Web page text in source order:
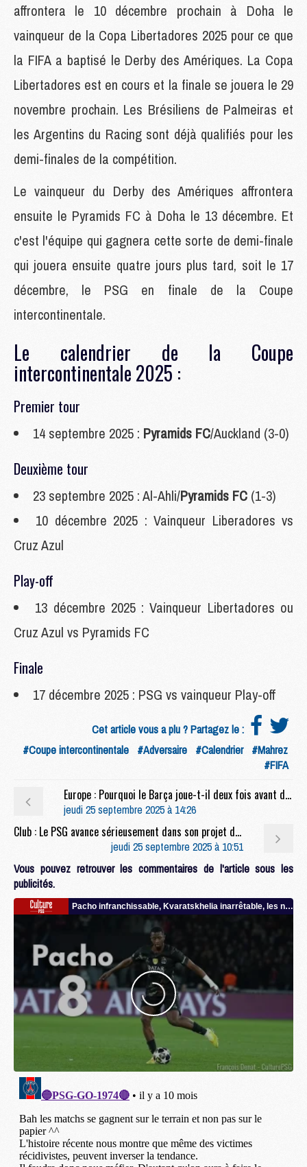
affrontera le 10 décembre prochain à Doha le
vainqueur de la Copa Libertadores 2025 pour ce que
la FIFA a baptisé le Derby des Amériques. La Copa
Libertadores est en cours et la finale se jouera le 29
novembre prochain. Les Brésiliens de Palmeiras et
les Argentins du Racing sont déjà qualifiés pour les
demi-finales de la compétition.
Le vainqueur du Derby des Amériques affrontera
ensuite le Pyramids FC à Doha le 13 décembre. Et
c'est l'équipe qui gagnera cette sorte de demi-finale
qui jouera ensuite quatre jours plus tard, soit le 17
décembre, le PSG en finale de la Coupe
intercontinentale.
Le calendrier de la Coupe
intercontinentale 2025 :
Premier tour
14 septembre 2025 : Pyramids FC/Auckland (3-0)
Deuxième tour
23 septembre 2025 : Al-Ahli/Pyramids FC (1-3)
10 décembre 2025 : Vainqueur Liberadores vs
Cruz Azul
Play-off
13 décembre 2025 : Vainqueur Libertadores ou
Cruz Azul vs Pyramids FC
Finale
17 décembre 2025 : PSG vs vainqueur Play-off
Cet article vous a plu ? Partagez le :
#Coupe intercontinentale #Adversaire #Calendrier #Mahrez
#FIFA
Europe : Pourquoi le Barça joue-t-il deux fois avant de défier le PSG ?
jeudi 25 septembre 2025 à 14:26
Club : Le PSG avance sérieusement dans son projet de futur stade
jeudi 25 septembre 2025 à 10:51
Vous pouvez retrouver les commentaires de l'article sous les
publicités.